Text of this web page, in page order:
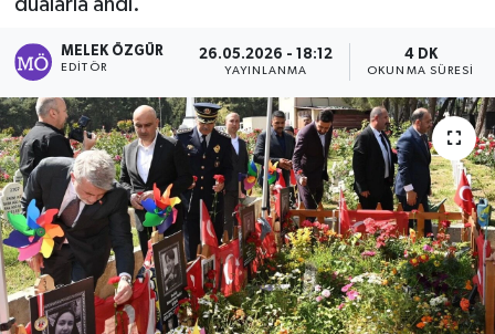
MELEK ÖZGÜR
EDITÖR
26.05.2026 - 18:12
YAYINLANMA
4 DK
OKUNMA SÜRESI
Yaşam